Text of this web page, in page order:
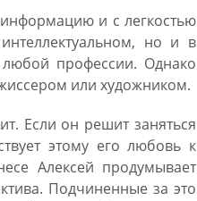
и с легкостью
но и в
любой профессии. Однако
или художником.
Если он решит заняться
этому его любовь к
Алексей продумывает
Подчиненные за это